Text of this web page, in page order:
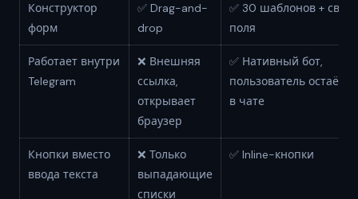
Конструктор
форм
✅ Drag-and-
drop
✅ 30 шаблонов + свои
поля
Работает внутри
Telegram
❌ Внешняя
ссылка,
открывает
браузер
✅ Нативный бот,
пользователь остаётся
в чате
Кнопки вместо
ввода текста
❌ Только
выпадающие
списки
✅ Inline-кнопки